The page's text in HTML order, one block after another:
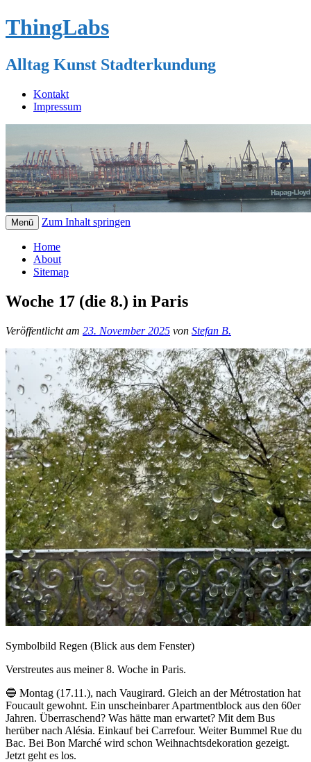
ThingLabs
Alltag Kunst Stadterkundung
Kontakt
Impressum
Menü Zum Inhalt springen
Home
About
Sitemap
Woche 17 (die 8.) in Paris
Veröffentlicht am 23. November 2025 von Stefan B.
Symbolbild Regen (Blick aus dem Fenster)
Verstreutes aus meiner 8. Woche in Paris.
🔵 Montag (17.11.), nach Vaugirard. Gleich an der Métrostation hat
Foucault gewohnt. Ein unscheinbarer Apartmentblock aus den 60er
Jahren. Überraschend? Was hätte man erwartet? Mit dem Bus
herüber nach Alésia. Einkauf bei Carrefour. Weiter Bummel Rue du
Bac. Bei Bon Marché wird schon Weihnachtsdekoration gezeigt.
Jetzt geht es los.